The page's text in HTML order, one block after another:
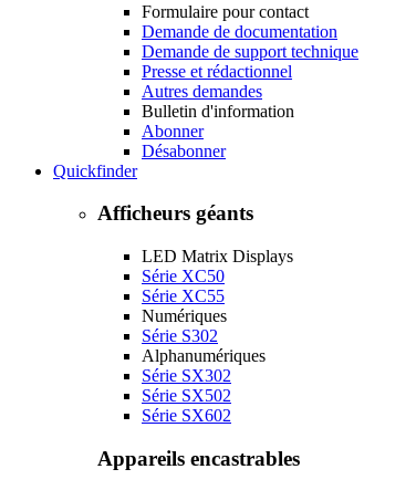
Formulaire pour contact
Demande de documentation
Demande de support technique
Presse et rédactionnel
Autres demandes
Bulletin d'information
Abonner
Désabonner
Quickfinder
Afficheurs géants
LED Matrix Displays
Série XC50
Série XC55
Numériques
Série S302
Alphanumériques
Série SX302
Série SX502
Série SX602
Appareils encastrables